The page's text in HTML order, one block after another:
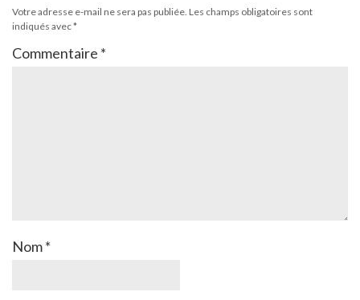
Votre adresse e-mail ne sera pas publiée. Les champs obligatoires sont
indiqués avec*
Commentaire *
Nom*